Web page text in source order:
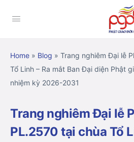
Home » Blog » Trang nghiêm Đại lễ
Tổ Linh – Ra mắt Ban Đại diện Phật
nhiệm kỳ 2026-2031
Trang nghiêm Đại lễ
PL.2570 tại chùa Tổ